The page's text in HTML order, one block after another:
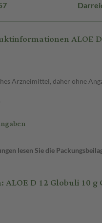
ALOE
Arzneimittel, daher ohne
lesen Sie die
D 12 Globuli 10 g